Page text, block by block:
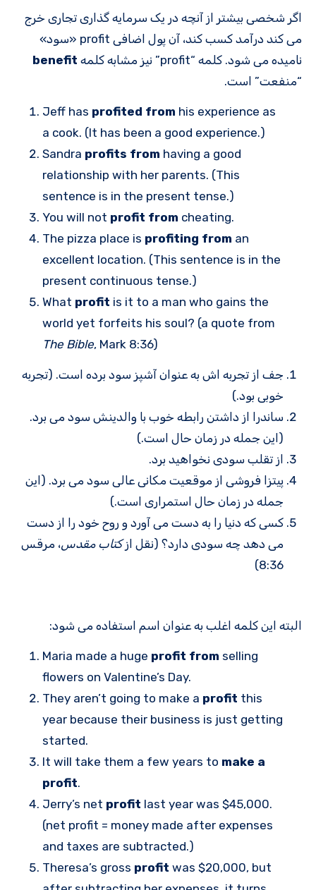
اگر شخصی بیشتر از آنچه در یک سرمایه گذاری تجاری خرج
می کند درآمد کسب کند، آن پول اضافی profit «سود»
نامیده می شود. کلمه “profit” نیز مشابه کلمه
benefit
“منفعت” است.
Jeff has profited from his experience as
a cook. (It has been a good experience.)
Sandra profits from having a good
relationship with her parents. (This
sentence is in the present tense.)
You will not profit from cheating.
The pizza place is profiting from an
excellent location. (This sentence is in the
present continuous tense.)
What profit is it to a man who gains the
world yet forfeits his soul? (a quote from
The Bible, Mark 8:36)
جف از تجربه اش به عنوان آشپز سود برده است. (تجربه
خوبی بود.)
ساندرا از داشتن رابطه خوب با والدینش سود می برد.
(این جمله در زمان حال است.)
از تقلب سودی نخواهید برد.
پیتزا فروشی از موقعیت مکانی عالی سود می برد. (این
جمله در زمان حال استمراری است.)
کسی که دنیا را به دست می آورد و روح خود را از دست
می دهد چه سودی دارد؟ (نقل ازکتاب مقدس، مرقس
8:36)
البته این کلمه اغلب به عنوان اسم استفاده می شود:
Maria made a huge profit from selling
flowers on Valentine’s Day.
They aren’t going to make a profit this
year because their business is just getting
started.
It will take them a few years to make a
profit.
Jerry’s net profit last year was $45,000.
(net profit = money made after expenses
and taxes are subtracted.)
Theresa’s gross profit was $20,000, but